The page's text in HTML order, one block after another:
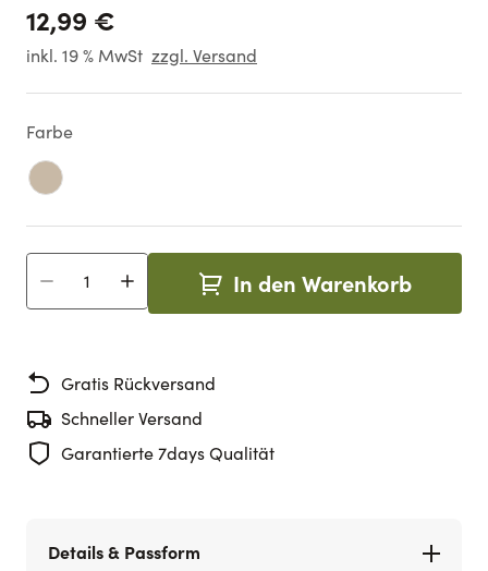
12,99 €
inkl. 19 % MwSt zzgl. Versand
Farbe
Menge In den Warenkorb
Gratis Rückversand
Schneller Versand
Garantierte 7days Qualität
Details & Passform